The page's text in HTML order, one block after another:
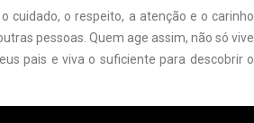
cuidado, o respeito, a atenção e o carinho
pessoas. Quem age assim, não só vive
pais e viva o suficiente para descobrir o